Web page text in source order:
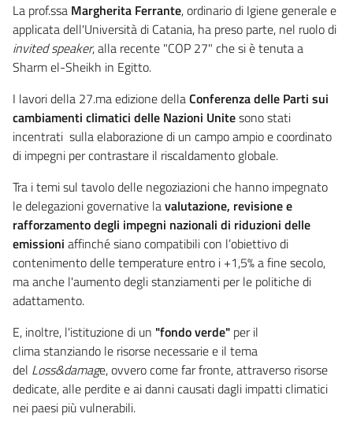
La prof.ssa Margherita Ferrante, ordinario di Igiene generale e
applicata dell'Università di Catania, ha preso parte, nel ruolo di
invited speaker, alla recente "COP 27" che si è tenuta a
Sharm el-Sheikh in Egitto.
I lavori della 27.ma edizione dellaConferenza delle Parti sui
cambiamenti climatici delle Nazioni Unitesono stati
incentrati sulla elaborazione di un campo ampio e coordinato
di impegni per contrastare il riscaldamento globale.
Tra i temi sul tavolo delle negoziazioni che hanno impegnato
le delegazioni governative lavalutazione, revisione e
rafforzamento degli impegni nazionali di riduzioni delle
emissioni affinché siano compatibili con l’obiettivo di
contenimento delle temperature entro i +1,5% a fine secolo,
ma anche l'aumento degli stanziamenti per le politiche di
adattamento.
E, inoltre, l'istituzione di un "fondo verde" per il
clima stanziando le risorse necessarie e il tema
del Loss&damage, ovvero come far fronte, attraverso risorse
dedicate, alle perdite e ai danni causati dagli impatti climatici
nei paesi più vulnerabili.